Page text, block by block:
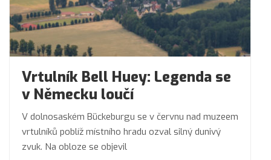
Vrtulník Bell Huey: Legenda se
v Německu loučí
V dolnosaském Bückeburgu se v červnu nad muzeem
vrtulníků poblíž místního hradu ozval silný dunivý
zvuk. Na obloze se objevil